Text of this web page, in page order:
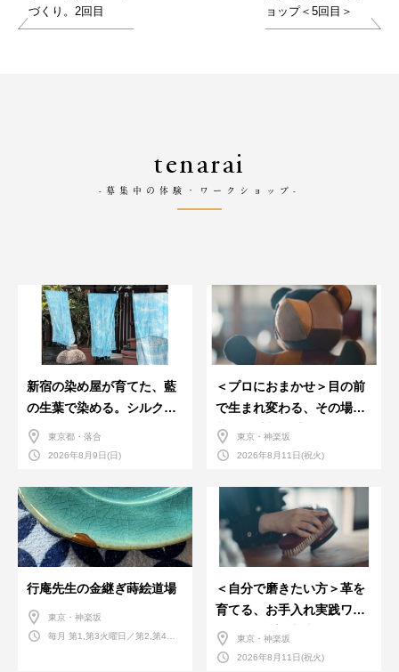
づくり。2回目
ョップ＜5回目＞
tenarai
-募集中の体験・ワークショップ-
新宿の染め屋が育てた、藍
の生葉で染める。シルクの
ストール
東京都・落合
2026年8月9日(日)
＜プロにおまかせ＞目の前
で生まれ変わる、その場で
革のお手入れ受付会。
東京・神楽坂
2026年8月11日(祝火)
行庵先生の金継ぎ蒔絵道場
東京・神楽坂
毎月 第1,第3火曜日／第2,第4火
＜自分で磨きたい方＞革を
育てる、お手入れ実践ワー
クショップ。基本編！
東京・神楽坂
2026年8月11日(祝火)